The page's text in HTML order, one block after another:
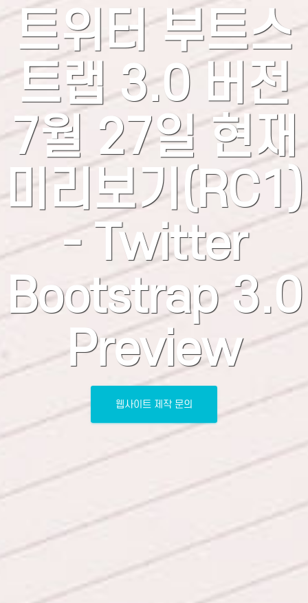
트위터 부트스
트랩 3.0 버전
7월 27일 현재
미리보기(RC1)
- Twitter
Bootstrap 3.0
Preview
웹사이트 제작 문의